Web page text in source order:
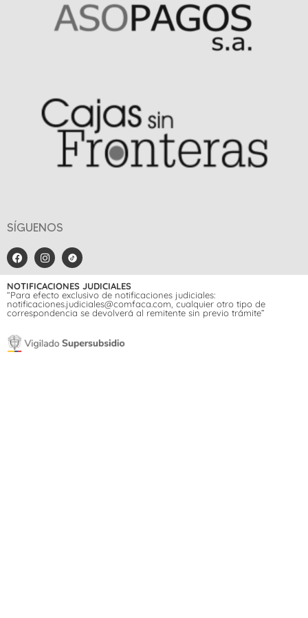
SÍGUENOS
NOTIFICACIONES JUDICIALES
“Para efecto exclusivo de notificaciones judiciales:
notificaciones.judiciales@comfaca.com, cualquier otro tipo de
correspondencia se devolverá al remitente sin previo trámite”